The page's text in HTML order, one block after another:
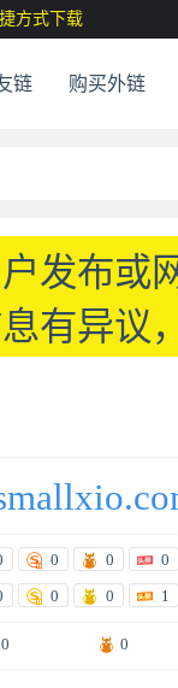
方式下载
链 购买外链
发布或
有异议
0 0
0
0 0 1
0 0